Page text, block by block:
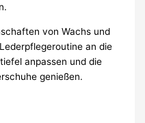
von Wachs und
an die
anpassen und die
genießen.